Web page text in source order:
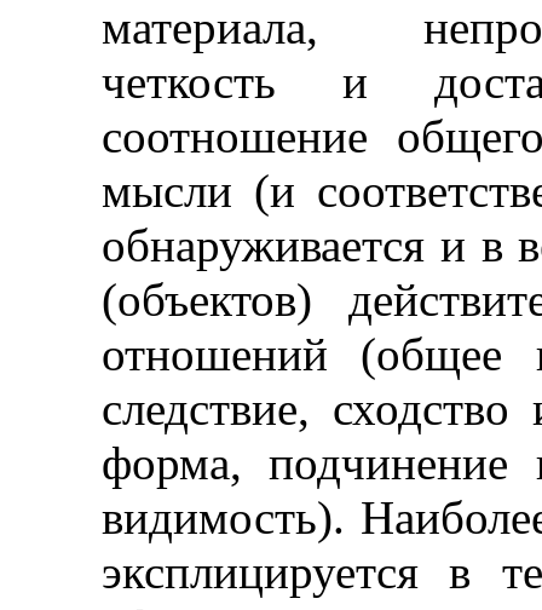
материала,
четкость и
соотношение
мысли (и
обнаруживается и в
(объектов)
отношений (общее
следствие,
форма, подчинение
видимость).
эксплицируется в